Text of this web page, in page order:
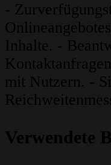
-
Inhalte. -
mit Nutzern. -
Verwendete